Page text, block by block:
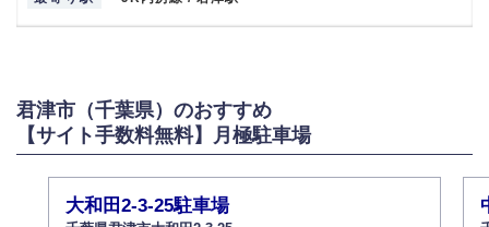
君津市（千葉県）のおすすめ
【サイト手数料無料】月極駐車場
大和田2-3-25駐車場